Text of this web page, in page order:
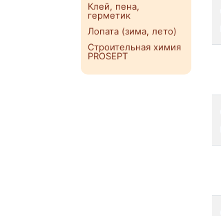
Клей, пена,
герметик
Лопата (зима, лето)
Строительная химия
PROSEPT